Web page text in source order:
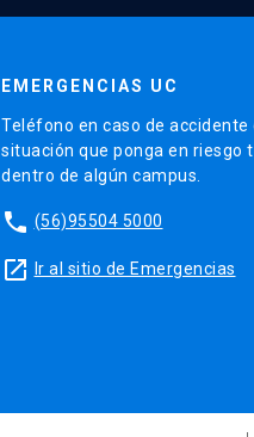
EMERGENCIAS UC
Teléfono en caso de accidente
situación que ponga en riesgo
dentro de algún campus.
phone (56)95504 5000
launch Ir al sitio de Emergencias